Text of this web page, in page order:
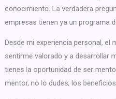
conocimiento. La verdadera
empresas tienen ya un programa
Desde mi experiencia personal, el
sentirme valorado y a desarrollar
tienes la oportunidad de ser
mentor, no lo dudes; los